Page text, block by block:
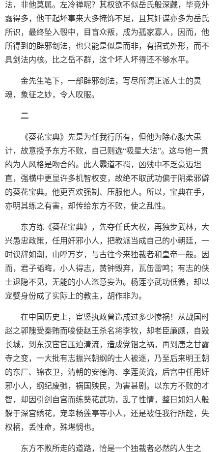
法，非他莫属。左冷禅呢？其权欲不似岳氏般深藏，毕竟外
露得多，他干起坏事来大多掩饰不足，且其奸谋亦多为岳氏
所识，最终坠入彀中，目盲众叛，成为孤家寡人，因而，他
所得到的辟邪剑法，也只能是似是而非，有招式外形，而不
具剑法内核。比之岳不群，这个坏人坏得还不够水平。
金先生笔下，一部辟邪剑法，写尽所谓正派人士的灵
魂，象征之妙，令人叹服。
二
《葵花宝典》先是为任我行所有，但他为除心腹大患
计，故意授予东方不败，自己则选“吸星大法”。这与他一贯
的为人风格是吻合的。此人霸道不羁，凶残中不乏豪迈坦
直，强横中更显许多机智权变，故绝不取武功偏于阴柔邪僻
的葵花宝典。他更喜欢强制、压服他人。所以，宝典在手，
亦明其练之有害，却传给东方不败，使之乱性。
东方练《葵花宝典》，先夺任氏大权，再独步武林，大
兴愚忠政策，任用奸邪小人，把教派当成自己的小朝廷，一
时谀辞如潮，山呼万岁，与古往今来独裁者和皇帝一般。因
而，君子韬晦，小人得志，黄钟毁弃，瓦缶雷鸣；有志的侠
士退隐不见，无能的小人恣意妄为。杨莲亭武功低微，却以
宠嬖身份成了实际上的教主，胡作非为。
在中国历史上，宦竖执政曾造成过多少惨祸！从战国时
赵之郭隗受秦贿而唆使赵王杀名将李牧，却老臣廉颇，自毁
长城，到东汉宦官压迫清流，造成党锢之祸，再到唐之甘露
寺之变，一大批有志振兴朝纲的士人被逐，乃至后来明王朝
的东厂、锦衣卫，清朝的安德海、李莲英流，后宫中任用奸
邪小人，纲纪废弛，祸国殃民，为害甚剧。以东方不败的才
智，却因引剑自宫而练葵花武功，乱了性情，整日如妇人般
躲于深宫绣花，宠幸杨莲亭等小人，还是被任我行所趁，失
权柄，丢性命，殊堪悯也。
东方不败所走的道路，恰是一个独裁者必然的人生之